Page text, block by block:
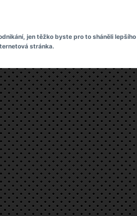
jen těžko byste pro to sháněli lepšího
stránka.